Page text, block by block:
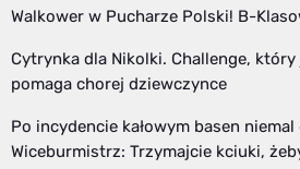
Walkower w Pucharze Polski! B-
Cytrynka dla Nikolki. Challenge,
pomaga chorej dziewczynce
Po incydencie kałowym basen
Wiceburmistrz: Trzymajcie kciuki,